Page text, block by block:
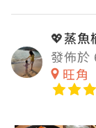
💖蒸
發佈於
旺角